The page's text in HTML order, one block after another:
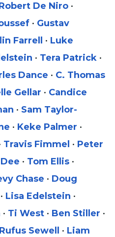
De Niro •
• Gustav
Farrell • Luke
• Tera Patrick •
Dance • C. Thomas
Gellar • Candice
• Sam Taylor-
• Keke Palmer •
Travis Fimmel • Peter
• Tom Ellis •
Chase • Doug
• Lisa Edelstein •
• Ti West • Ben Stiller •
Rufus Sewell • Liam